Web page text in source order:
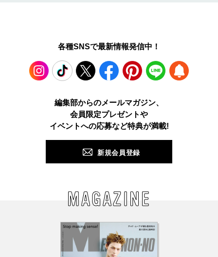
各種SNSで最新情報発信中！
TikTok Facebook Pinterest LINE
編集部からのメールマガジン、
会員限定プレゼントや
イベントへの応募など特典が満載!
新規会員登録
MAGAZINE